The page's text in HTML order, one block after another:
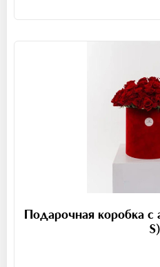
Подарочная коробка
S)